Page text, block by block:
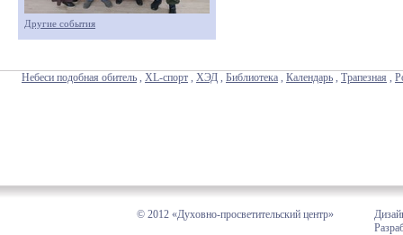
Другие события
Небеси подобная обитель , XL-спорт , ХЭД , Библиотека , Календарь , Трапезная ,
© 2012 «Духовно-просветительский центр»